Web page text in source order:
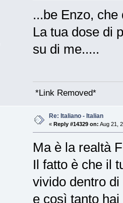
...be Enzo,
La tua dose di
su di me.....
*Link Removed*
Re: Italiano - Italian
« Reply #14329 on: Aug 21,
Ma è la realtà
Il fatto è che il
vivido dentro di
e così tanto